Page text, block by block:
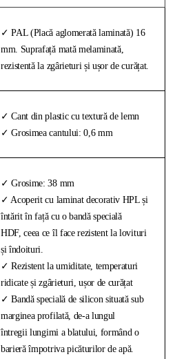
✓ PAL (Placă aglomerată laminată) 16
mm. Suprafață mată melaminată,
rezistentă la zgârieturi și ușor de curățat.
✓ Cant din plastic cu textură de lemn
✓ Grosimea cantului: 0,6 mm
✓ Grosime: 38 mm
✓ Acoperit cu laminat decorativ HPL și
întărit în față cu o bandă specială
HDF, ceea ce îl face rezistent la lovituri
și îndoituri.
✓ Rezistent la umiditate, temperaturi
ridicate și zgârieturi, ușor de curățat
✓ Bandă specială de silicon situată sub
marginea profilată, de-a lungul
întregii lungimi a blatului, formând o
barieră împotriva picăturilor de apă.